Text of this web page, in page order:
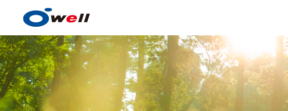
塗料・塗膜形成技術